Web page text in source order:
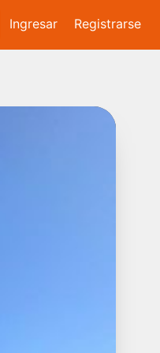
Ingresar Registrarse